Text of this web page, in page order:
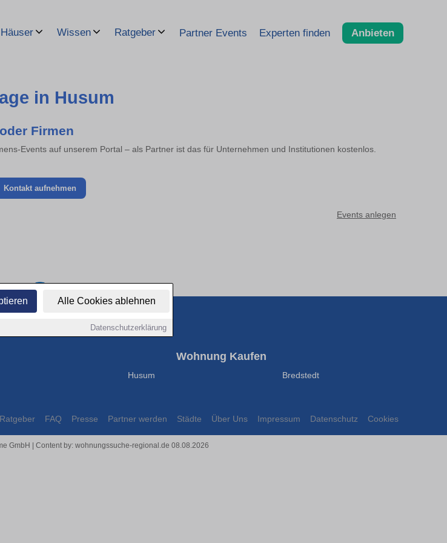
Alle Cookies ablehnen
Datenschutzerklärung
Häuser Wissen Ratgeber Partner Events Experten finden Anbieten
in Husum
Firmen
Events auf unserem Portal – als Partner ist das für Unternehmen und Institutionen kostenlos.
Kontakt aufnehmen
Events anlegen
Wohnung Kaufen
Husum Bredstedt
Ratgeber FAQ Presse Partner werden Städte Über Uns Impressum Datenschutz Cookies
GmbH | Content by: wohnungssuche-regional.de 08.08.2026